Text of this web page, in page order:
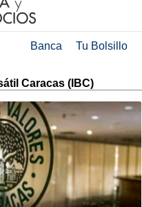
Banca Tu Bolsillo
Caracas (IBC)